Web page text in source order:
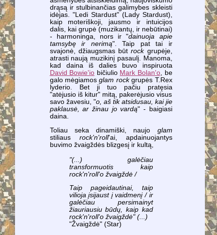
drąsą ir stulbinančias galimybes skleisti
idėjas. "Ledi Stardust" (Lady Stardust),
kaip moteriškoji, jausmo ir intuicijos
dalis, kai grupė (muzikantų, ir nebūtinai)
- harmoninga, nors ir "dainuoja apie
tamsybę ir nerimą". Taip pat tai ir
svajonė, džiaugsmas būtrockgrupėje,
atrasti naują muzikinį pasaulį. Manoma,
kad daina iš dalies buvo inspiruota
David Bowie'io bičiulio Mark Bolan'o, be
galo mėgiamosglam rockgrupės T.Rex
lyderio. Bet ji tuo pačiu pratęsia
"atėjusio iš kitur" mitą, pakerėjusio visus
savo žavesiu, "o, aš tik atsidusau, kai jie
paklausė, ar žinau jo vardą" - baigiasi
daina.
Toliau seka dinamiški, naujo glam
stiliaus rock'n'roll'ai, apdainuojantys
buvimo žvaigždės blizgesį ir kultą,
"(...) galėčiau
transformuotis kaip
rock'n'roll'o žvaigždė /
Taip pageidautinai, taip
vilioja įsijaust į vaidmenį / ir
galėčiau persimainyt
žiauriausiu būdų, kaip kad
rock'n'roll'o žvaigždė" (...)
"Žvaigždė" (Star)